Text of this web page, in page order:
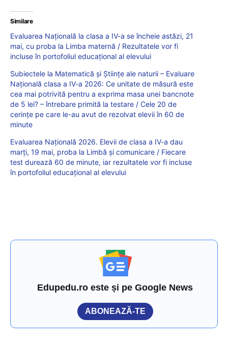
Similare
Evaluarea Națională la clasa a IV-a se încheie astăzi, 21
mai, cu proba la Limba maternă / Rezultatele vor fi
incluse în portofoliul educațional al elevului
Subiectele la Matematică și Științe ale naturii – Evaluare
Națională clasa a IV-a 2026: Ce unitate de măsură este
cea mai potrivită pentru a exprima masa unei bancnote
de 5 lei? – întrebare primită la testare / Cele 20 de
cerințe pe care le-au avut de rezolvat elevii în 60 de
minute
Evaluarea Națională 2026. Elevii de clasa a IV-a dau
marți, 19 mai, proba la Limbă și comunicare / Fiecare
test durează 60 de minute, iar rezultatele vor fi incluse
în portofoliul educațional al elevului
Edupedu.ro este și pe Google News
ABONEAZĂ-TE